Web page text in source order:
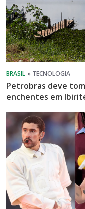
Petrobras deve
enchentes em